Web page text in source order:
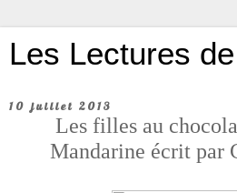
Les Lectures
10 juillet 2013
Les filles au
Mandarine écrit par